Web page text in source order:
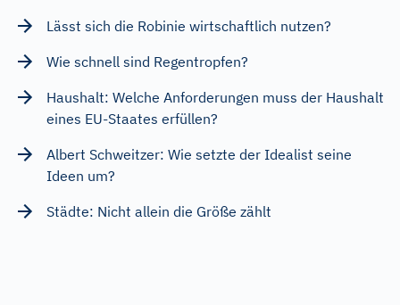
Lässt sich die Robinie wirtschaftlich nutzen?
Wie schnell sind Regentropfen?
Haushalt: Welche Anforderungen muss der Haushalt
eines EU-Staates erfüllen?
Albert Schweitzer: Wie setzte der Idealist seine
Ideen um?
Städte: Nicht allein die Größe zählt